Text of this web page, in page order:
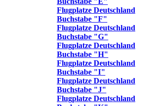
Flugplatze Deutschland
Buchstabe "F"
Flugplatze Deutschland
Buchstabe "G"
Flugplatze Deutschland
Buchstabe "H"
Flugplatze Deutschland
Buchstabe "I"
Flugplatze Deutschland
Buchstabe "J"
Flugplatze Deutschland